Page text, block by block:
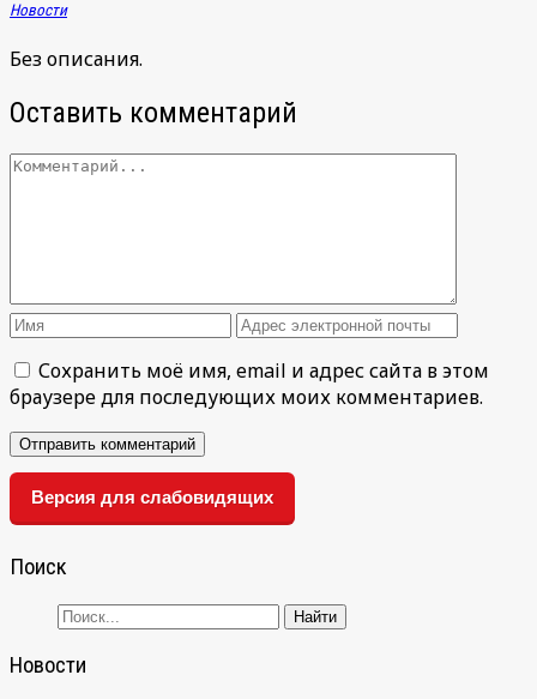
Новости
Без описания.
Оставить комментарий
Сохранить моё имя, email и адрес сайта в этом
браузере для последующих моих комментариев.
Версия для слабовидящих
Поиск
Новости